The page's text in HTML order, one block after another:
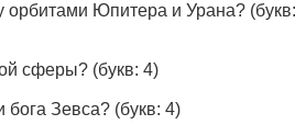
орбитами Юпитера и Урана?
сферы? (букв: 4)
бога Зевса? (букв: 4)